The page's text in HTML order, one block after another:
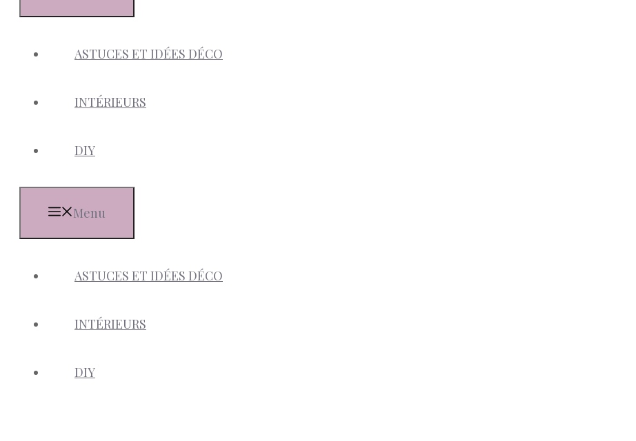
ASTUCES ET IDÉES DÉCO
INTÉRIEURS
DIY
Menu
ASTUCES ET IDÉES DÉCO
INTÉRIEURS
DIY